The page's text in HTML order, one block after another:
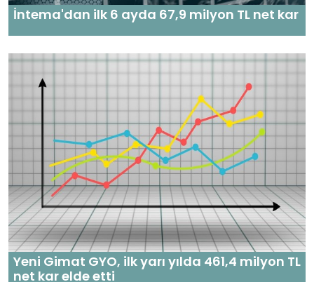
İntema'dan ilk 6 ayda 67,9 milyon TL net kar
Yeni Gimat GYO, ilk yarı yılda 461,4 milyon TL
net kar elde etti